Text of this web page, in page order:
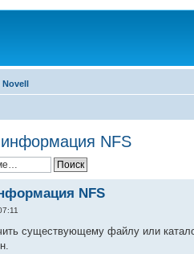
Novell
NFS
NFS
существующему файлу или